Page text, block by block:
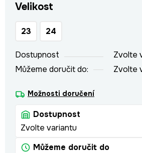
Velikost
23 24
Dostupnost
Zvolte
Můžeme doručit do:
Zvolte
Možnosti doručení
Dostupnost
Zvolte variantu
Můžeme doručit do